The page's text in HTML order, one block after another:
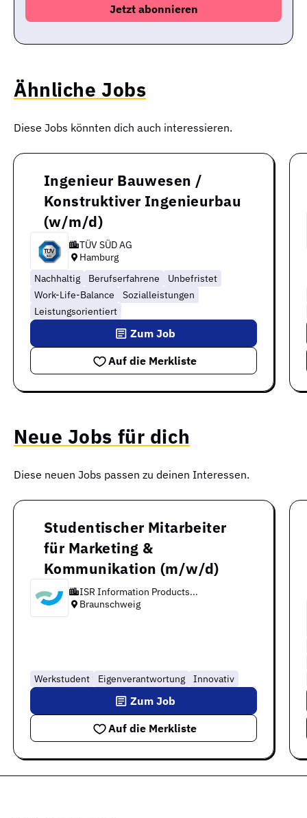
Ähnliche Jobs
Diese Jobs könnten dich auch interessieren.
Ingenieur Bauwesen /
Konstruktiver Ingenieurbau
(w/m/d)
TÜV SÜD AG
Hamburg
Nachhaltig
Berufserfahrene
Unbefristet
Work-Life-Balance
Sozialleistungen
Leistungsorientiert
Auf die Merkliste
Zum Job
Neue Jobs für dich
Diese neuen Jobs passen zu deinen Interessen.
Studentischer Mitarbeiter
für Marketing &
Kommunikation (m/w/d)
ISR Information Products...
Braunschweig
Werkstudent Eigenverantwortung Innovativ
Auf die Merkliste
Zum Job